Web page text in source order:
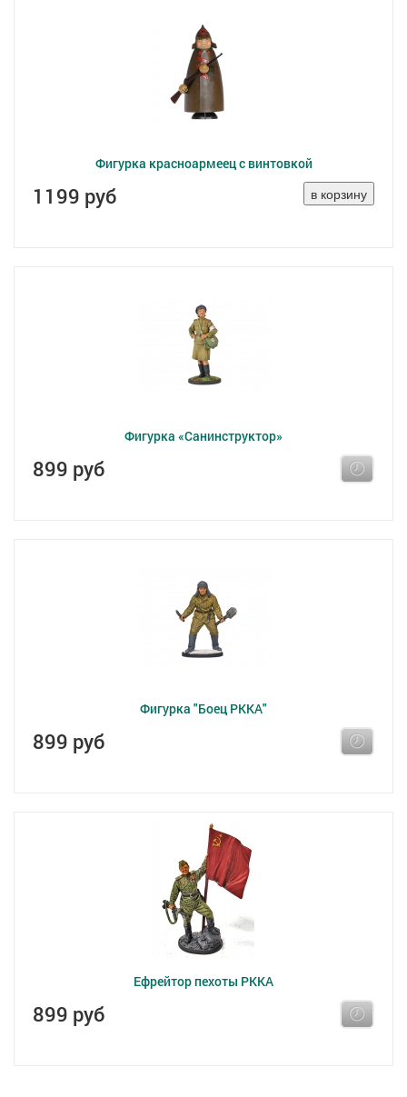
Фигурка красноармеец с винтовкой
1199 руб
Фигурка «Санинструктор»
899 руб
Фигурка "Боец РККА"
899 руб
Ефрейтор пехоты РККА
899 руб